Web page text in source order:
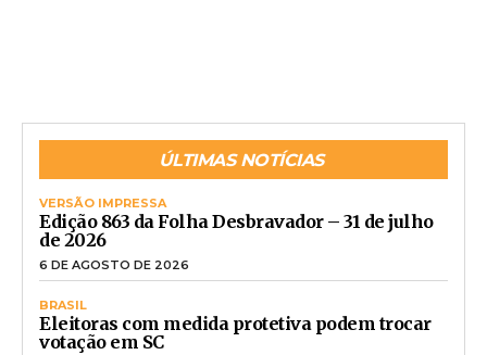
ÚLTIMAS NOTÍCIAS
VERSÃO IMPRESSA
Edição 863 da Folha Desbravador – 31 de julho
de 2026
6 DE AGOSTO DE 2026
BRASIL
Eleitoras com medida protetiva podem trocar
votação em SC